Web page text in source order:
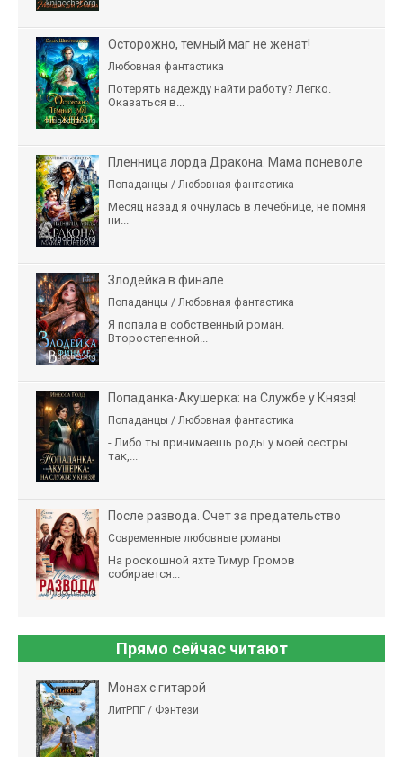
Осторожно, темный маг не женат!
Любовная фантастика
Потерять надежду найти работу? Легко.
Оказаться в...
Пленница лорда Дракона. Мама поневоле
Попаданцы / Любовная фантастика
Месяц назад я очнулась в лечебнице, не помня
ни...
Злодейка в финале
Попаданцы / Любовная фантастика
Я попала в собственный роман.
Второстепенной...
Попаданка-Акушерка: на Службе у Князя!
Попаданцы / Любовная фантастика
- Либо ты принимаешь роды у моей сестры
так,...
После развода. Счет за предательство
Современные любовные романы
На роскошной яхте Тимур Громов
собирается...
Прямо сейчас читают
Монах с гитарой
ЛитРПГ / Фэнтези